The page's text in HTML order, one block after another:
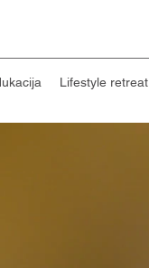
Lifestyle retreat